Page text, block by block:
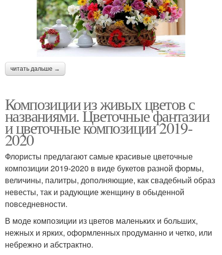
читать дальше →
Композиции из живых цветов с
названиями. Цветочные фантазии
и цветочные композиции 2019-
2020
Флористы предлагают самые красивые цветочные
композиции 2019-2020 в виде букетов разной формы,
величины, палитры, дополняющие, как свадебный образ
невесты, так и радующие женщину в обыденной
повседневности.
В моде композиции из цветов маленьких и больших,
нежных и ярких, оформленных продуманно и четко, или
небрежно и абстрактно.